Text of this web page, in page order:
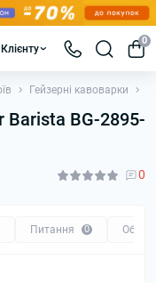
Клієнту
0
Гейзерні кавоварки
Barista BG-2895-
0
Питання 0 Обмін